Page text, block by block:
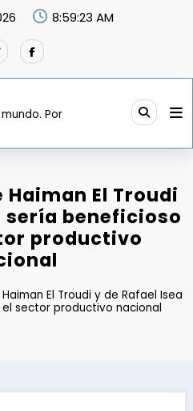
8:59:24 AM
Por
El Troudi
sería beneficioso
productivo
El Troudi y de Rafael Isea
sector productivo nacional